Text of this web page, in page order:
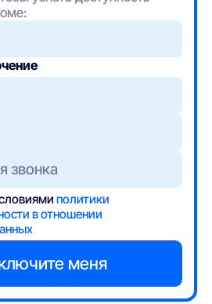
политики
в отношении